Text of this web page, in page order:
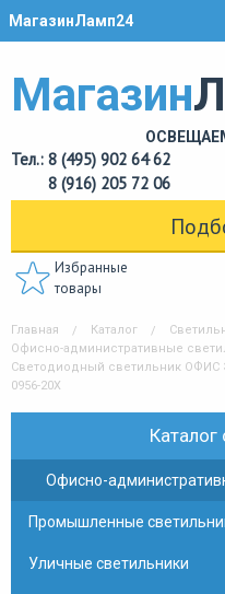
МагазинЛамп24
Магазин
Тел.: 8 (495) 902 64 62
8 (916) 205 72 06
Избранные
товары
Главная Каталог
Офисно-административные
Светодиодный светильник
0956-20Х
Каталог
Офисно-
Промышленные
Уличные светильники